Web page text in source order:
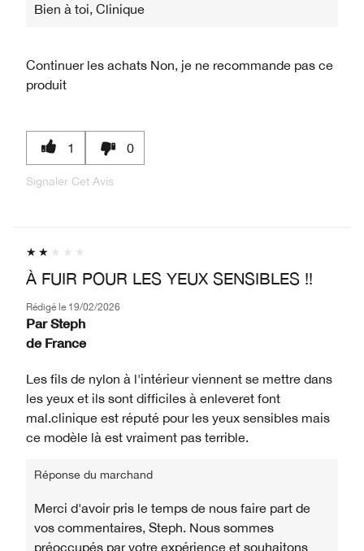
Bien à toi, Clinique
Continuer les achats Non, je ne recommande pas ce
produit
1 0
Signaler Cet Avis
À FUIR POUR LES YEUX SENSIBLES !!
Rédigé le 19/02/2026
Par Steph
de France
Les fils de nylon à l'intérieur viennent se mettre dans
les yeux et ils sont difficiles à enleveret font
mal.clinique est réputé pour les yeux sensibles mais
ce modèle là est vraiment pas terrible.
Réponse du marchand
Merci d'avoir pris le temps de nous faire part de
vos commentaires, Steph. Nous sommes
préoccupés par votre expérience et souhaitons